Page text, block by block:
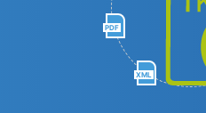
PDF
XML